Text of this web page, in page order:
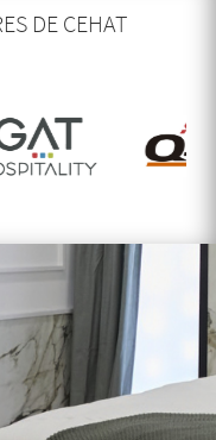
DE CEHAT